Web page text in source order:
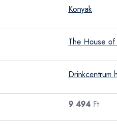
Konyak
The House of
9 494Ft